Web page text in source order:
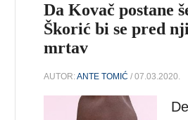
Da Kovač postane
Škorić bi se pred
mrtav
AUTOR:ANTE TOMIĆ / 07.03.2020.